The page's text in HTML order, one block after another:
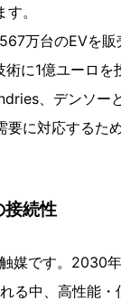
。
万台のEVを販
に1億ユーロを
、デンソー
要に対応するた
接続性
媒です。2030
る中、高性能